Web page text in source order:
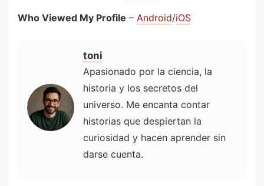
Who Viewed My Profile – Android/iOS
toni
Apasionado por la ciencia, la
historia y los secretos del
universo. Me encanta contar
historias que despiertan la
curiosidad y hacen aprender sin
darse cuenta.